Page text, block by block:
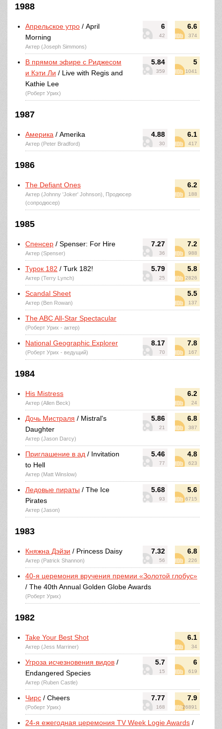
1988
6
42
6.6
374
Апрельское утро / April
Morning
Актер (Joseph Simmons)
5.84
359
5
1041
В прямом эфире с Риджесом
и Кэти Ли / Live with Regis and
Kathie Lee
(Роберт Урих)
1987
4.88
30
6.1
417
Америка / Amerika
Актер (Peter Bradford)
1986
6.2
188
The Defiant Ones
Актер (Johnny 'Joker' Johnson), Продюсер
(сопродюсер)
1985
7.27
36
7.2
988
Спенсер / Spenser: For Hire
Актер (Spenser)
5.79
25
5.8
2826
Турок 182 / Turk 182!
Актер (Terry Lynch)
5.5
137
Scandal Sheet
Актер (Ben Rowan)
The ABC All-Star Spectacular
(Роберт Урих - актер)
8.17
70
7.8
167
National Geographic Explorer
(Роберт Урих - ведущий)
1984
6.2
24
His Mistress
Актер (Allen Beck)
5.86
21
6.8
387
Дочь Мистраля / Mistral's
Daughter
Актер (Jason Darcy)
5.46
77
4.8
623
Приглашение в ад / Invitation
to Hell
Актер (Matt Winslow)
5.68
93
5.6
6715
Ледовые пираты / The Ice
Pirates
Актер (Jason)
1983
7.32
56
6.8
226
Княжна Дэйзи / Princess Daisy
Актер (Patrick Shannon)
40-я церемония вручения премии «Золотой глобус»
/ The 40th Annual Golden Globe Awards
(Роберт Урих)
1982
6.1
34
Take Your Best Shot
Актер (Jess Marriner)
5.7
15
6
619
Угроза исчезновения видов /
Endangered Species
Актер (Ruben Castle)
7.77
168
7.9
26891
Чирс / Cheers
(Роберт Урих)
24-я ежегодная церемония TV Week Logie Awards /